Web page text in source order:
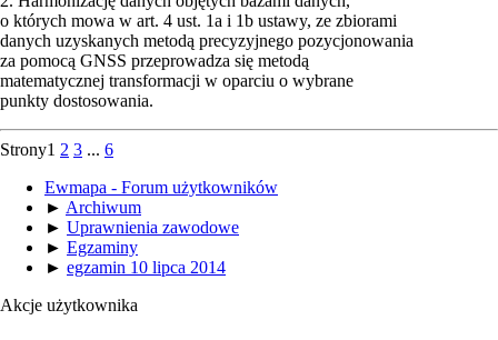
o których mowa w art. 4 ust. 1a i 1b ustawy, ze zbiorami
danych uzyskanych metodą precyzyjnego pozycjonowania
za pomocą GNSS przeprowadza się metodą
matematycznej transformacji w oparciu o wybrane
punkty dostosowania.
Strony1 2 3 ... 6
Ewmapa - Forum użytkowników
► Archiwum
► Uprawnienia zawodowe
► Egzaminy
► egzamin 10 lipca 2014
Akcje użytkownika